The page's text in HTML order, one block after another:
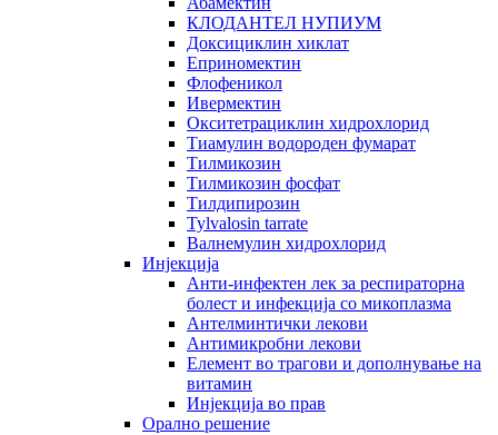
КЛОДАНТЕЛ НУПИУМ
Доксициклин хиклат
Еприномектин
Флофеникол
Ивермектин
Окситетрациклин хидрохлорид
Тиамулин водороден фумарат
Тилмикозин
Тилмикозин фосфат
Тилдипирозин
Tylvalosin tarrate
Валнемулин хидрохлорид
Инјекција
Анти-инфектен лек за респираторна
болест и инфекција со микоплазма
Антелминтички лекови
Антимикробни лекови
Елемент во трагови и дополнување на
витамин
Инјекција во прав
Орално решение